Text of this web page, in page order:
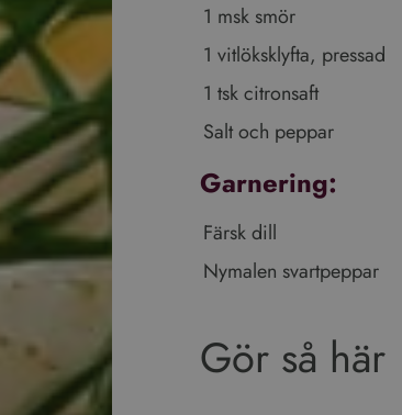
1 msk smör
1 vitlöksklyfta, pressad
1 tsk citronsaft
Salt och peppar
Garnering:
Färsk dill
Nymalen svartpeppar
Gör så här